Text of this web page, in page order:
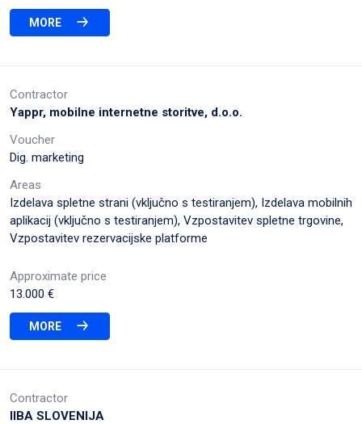
MORE
Contractor
Yappr, mobilne internetne storitve, d.o.o.
Voucher
Dig. marketing
Areas
Izdelava spletne strani (vključno s testiranjem), Izdelava mobilnih
aplikacij (vključno s testiranjem), Vzpostavitev spletne trgovine,
Vzpostavitev rezervacijske platforme
Approximate price
13.000 €
MORE
Contractor
IIBA SLOVENIJA